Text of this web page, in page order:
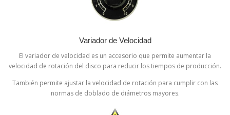
Variador de Velocidad
El variador de velocidad es un accesorio que permite aumentar la
velocidad de rotación del disco para reducir los tiempos de producción.
También permite ajustar la velocidad de rotación para cumplir con las
normas de doblado de diámetros mayores.